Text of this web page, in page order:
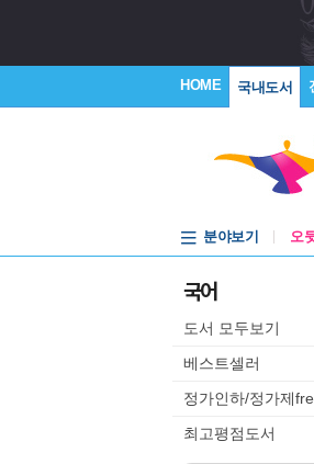
HOME 국내도서
분야보기 오
국어
도서 모두보기
베스트셀러
정가인하/정가제
최고평점도서